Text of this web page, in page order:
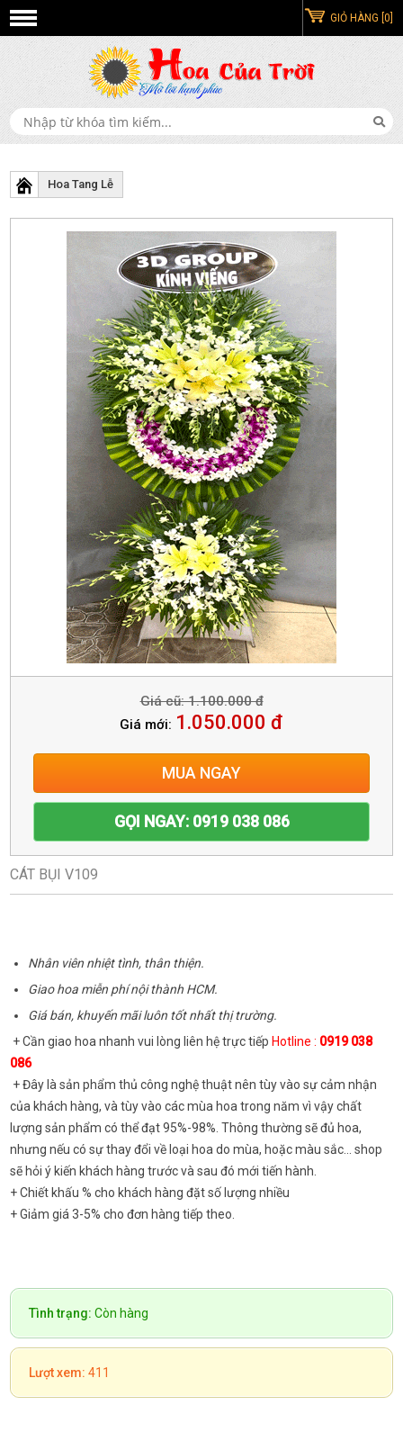
GIỎ HÀNG [0]
Hoa Tang Lễ
Giá cũ: 1.100.000 đ
Giá mới: 1.050.000 đ
MUA NGAY
GỌI NGAY: 0919 038 086
CÁT BỤI V109
Nhân viên nhiệt tình, thân thiện.
Giao hoa miễn phí nội thành HCM.
Giá bán, khuyến mãi luôn tốt nhất thị trường.
+ Cần giao hoa nhanh vui lòng liên hệ trực tiếp Hotline : 0919 038
086
+ Đây là sản phẩm thủ công nghệ thuật nên tùy vào sự cảm nhận
của khách hàng, và tùy vào các mùa hoa trong năm vì vậy chất
lượng sản phẩm có thể đạt 95%-98%. Thông thường sẽ đủ hoa,
nhưng nếu có sự thay đổi về loại hoa do mùa, hoặc màu sắc... shop
sẽ hỏi ý kiến khách hàng trước và sau đó mới tiến hành.
+ Chiết khấu % cho khách hàng đặt số lượng nhiều
+ Giảm giá 3-5% cho đơn hàng tiếp theo.
Tình trạng: Còn hàng
Lượt xem: 411